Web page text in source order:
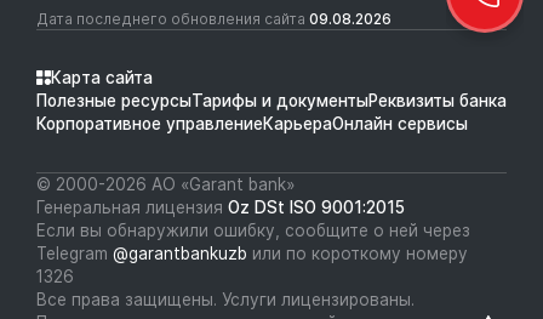
Дата последнего обновления сайта 09.08.2026
Карта сайта
Полезные ресурсыТарифы и документыРеквизиты банка
Корпоративное управлениеКарьераОнлайн сервисы
© 2000-2026 АО «Garant bank»
Генеральная лицензия Oz DSt ISO 9001:2015
Если вы обнаружили ошибку, сообщите о ней через
Telegram @garantbankuzb или по короткому номеру
1326
Все права защищены. Услуги лицензированы.